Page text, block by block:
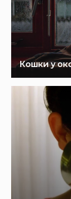
Кошки у